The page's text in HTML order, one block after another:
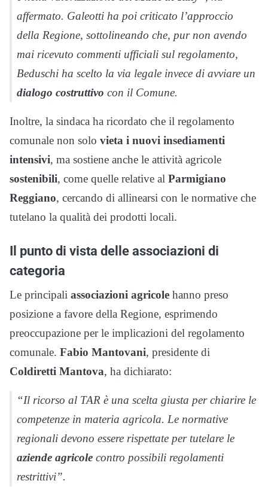
affermato. Galeotti ha poi criticato l’approccio
della Regione, sottolineando che, pur non avendo
mai ricevuto commenti ufficiali sul regolamento,
Beduschi ha scelto la via legale invece di avviare un
dialogo costruttivo con il Comune.
Inoltre, la sindaca ha ricordato che il regolamento
comunale non solo vieta i nuovi insediamenti
intensivi, ma sostiene anche le attività agricole
sostenibili, come quelle relative al Parmigiano
Reggiano, cercando di allinearsi con le normative che
tutelano la qualità dei prodotti locali.
Il punto di vista delle associazioni di
categoria
Le principali associazioni agricole hanno preso
posizione a favore della Regione, esprimendo
preoccupazione per le implicazioni del regolamento
comunale. Fabio Mantovani, presidente di
Coldiretti Mantova, ha dichiarato:
“Il ricorso al TAR è una scelta giusta per chiarire le
competenze in materia agricola. Le normative
regionali devono essere rispettate per tutelare le
aziende agricole contro possibili regolamenti
restrittivi”.